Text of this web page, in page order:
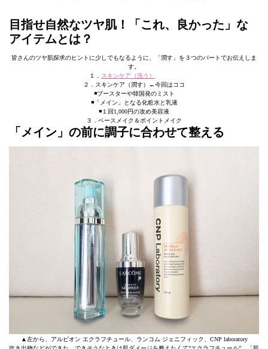
目指せ自然なツヤ肌！「これ、良かった」な
アイテムとは？
皆さんのツヤ肌探求のヒントに少しでもなるように、「潤す」を３つのパートでお伝えしま
す。
１． スキンケア（洗う）
２．スキンケア（潤す）←今回はココ
◾️ブースターや韓国発のミスト
◾️「メイン」となる化粧水と乳液
◾️１回1,000円の攻め美容液
３．ベースメイク＆ポイントメイク
「メイン」の前に調子に合わせて整える
▲左から、アルビオン エクラフチュール、ランコム ジェニフィック、CNP laboratory